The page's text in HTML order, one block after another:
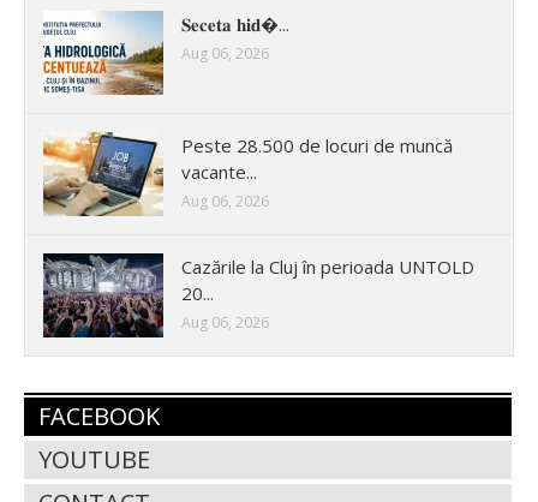
𝐒𝐞𝐜𝐞𝐭𝐚 𝐡𝐢𝐝�...
Aug 06, 2026
Peste 28.500 de locuri de muncă
vacante...
Aug 06, 2026
Cazările la Cluj în perioada UNTOLD
20...
Aug 06, 2026
FACEBOOK
YOUTUBE